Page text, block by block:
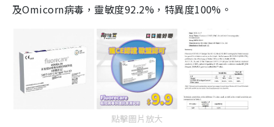
及Omicorn病毒，靈敏度92.2%，特異度100%。
點擊圖片放大